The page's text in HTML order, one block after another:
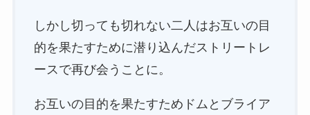
しかし切っても切れない二人はお互いの目
的を果たすために潜り込んだストリートレ
ースで再び会うことに。
お互いの目的を果たすためドムとブライア